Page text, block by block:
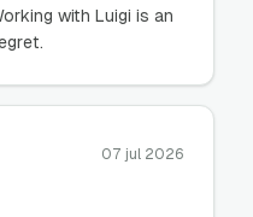
with Luigi is an
07 jul 2026